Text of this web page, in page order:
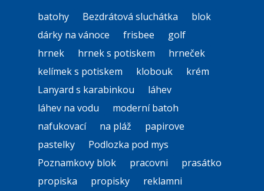
batohy Bezdrátová sluchátka
blok
dárky na vánoce
frisbee
golf
hrnek
hrnek s potiskem
hrneček
kelímek s potiskem
klobouk
krém
Lanyard s karabinkou
láhev
láhev na vodu
moderní batoh
nafukovací
na pláž
papirove
pastelky
Podlozka pod mys
Poznamkovy blok
pracovni
prasátko
propiska
propisky
reklamni